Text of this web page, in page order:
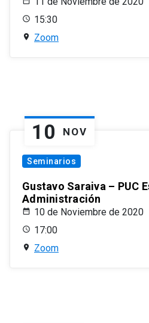
15:30
Zoom
10 NOV
Seminarios
Gustavo Saraiva – PUC
Administración
10 de Noviembre de 2020
17:00
Zoom